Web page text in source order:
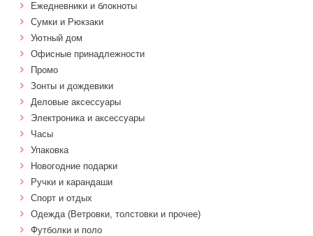
Ежедневники и блокноты
Сумки и Рюкзаки
Уютный дом
Офисные принадлежности
Промо
Зонты и дождевики
Деловые аксессуары
Электроника и аксессуары
Часы
Упаковка
Новогодние подарки
Ручки и карандаши
Спорт и отдых
Одежда (Ветровки, толстовки и прочее)
Футболки и поло